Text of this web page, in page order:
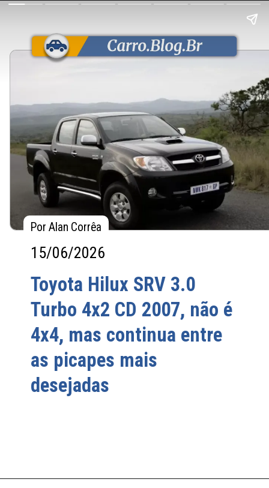
Toyota Hilux SRV 3.0
Turbo 4x2 CD 2007, não é
4x4, mas continua entre
as picapes mais
desejadas
Por Alan Corrêa
Por Alan Corrêa
15/06/2026